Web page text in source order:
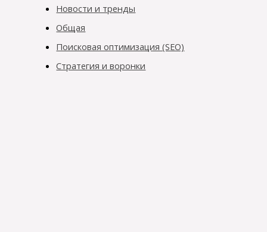
Новости и тренды
Общая
Поисковая оптимизация (SEO)
Стратегия и воронки